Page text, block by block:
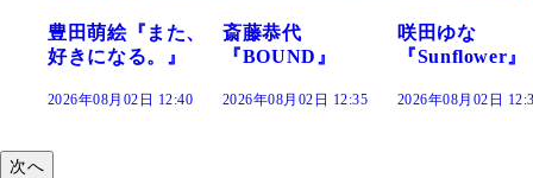
斎藤恭代
『BOUND』
2026年08月02日 12:35
咲田ゆな
『Sunflower』
2026年08月02日 12:30
藤水咲桜『花
だまり』
2026年08月02日
次へ